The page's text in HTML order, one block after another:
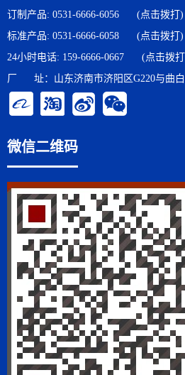
订制产品: 0531-6666-6056
(点击拨打)
标准产品: 0531-6666-6058
(点击拨打)
24小时电话: 159-6666-0667
(点击拨
厂 址：山东济南市济阳区G220与曲白
微信二维码